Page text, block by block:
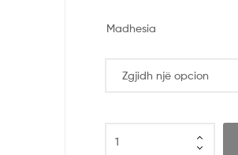
Madhesia